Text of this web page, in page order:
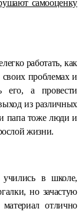
самооценку
работать, как
своих проблемах и
его, а провести
из различных
папа тоже люди и
жизни.
в школе,
но зачастую
отлично